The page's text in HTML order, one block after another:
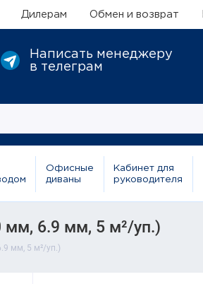
Дилерам Обмен и возврат
Написать менеджеру
в телеграм
Офисные
диваны
Кабинет для
руководителя
мм, 6.9 мм, 5 м²/уп.)
мм, 5 м²/уп.)